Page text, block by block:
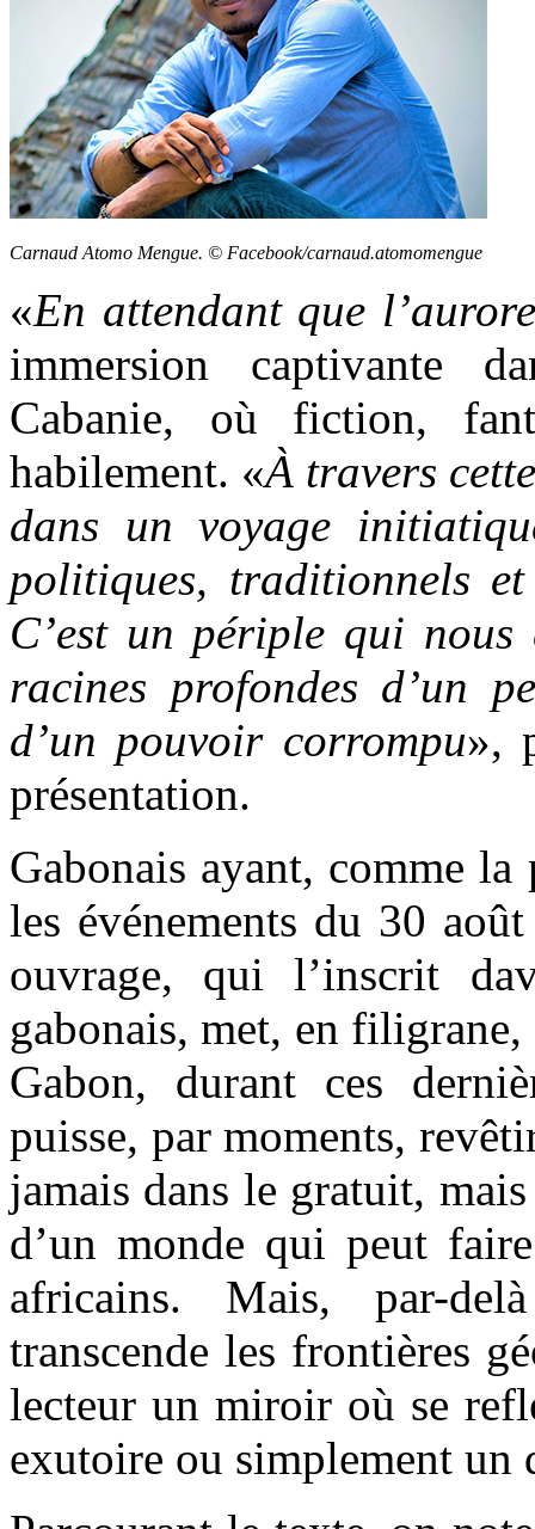
Carnaud Atomo Mengue. © Facebook/carnaud.atomomengue
«En attendant que
immersion captivante
Cabanie, où fiction,
habilement. «À travers
dans un voyage
politiques, traditionnels
C’est un périple qui
racines profondes d’un
d’un pouvoir corrompu»,
présentation.
Gabonais ayant, comme
les événements du 30
ouvrage, qui l’inscrit
gabonais, met, en
Gabon, durant ces
puisse, par moments,
jamais dans le gratuit,
d’un monde qui peut
africains. Mais, par-
transcende les frontières
lecteur un miroir où se
exutoire ou simplement un